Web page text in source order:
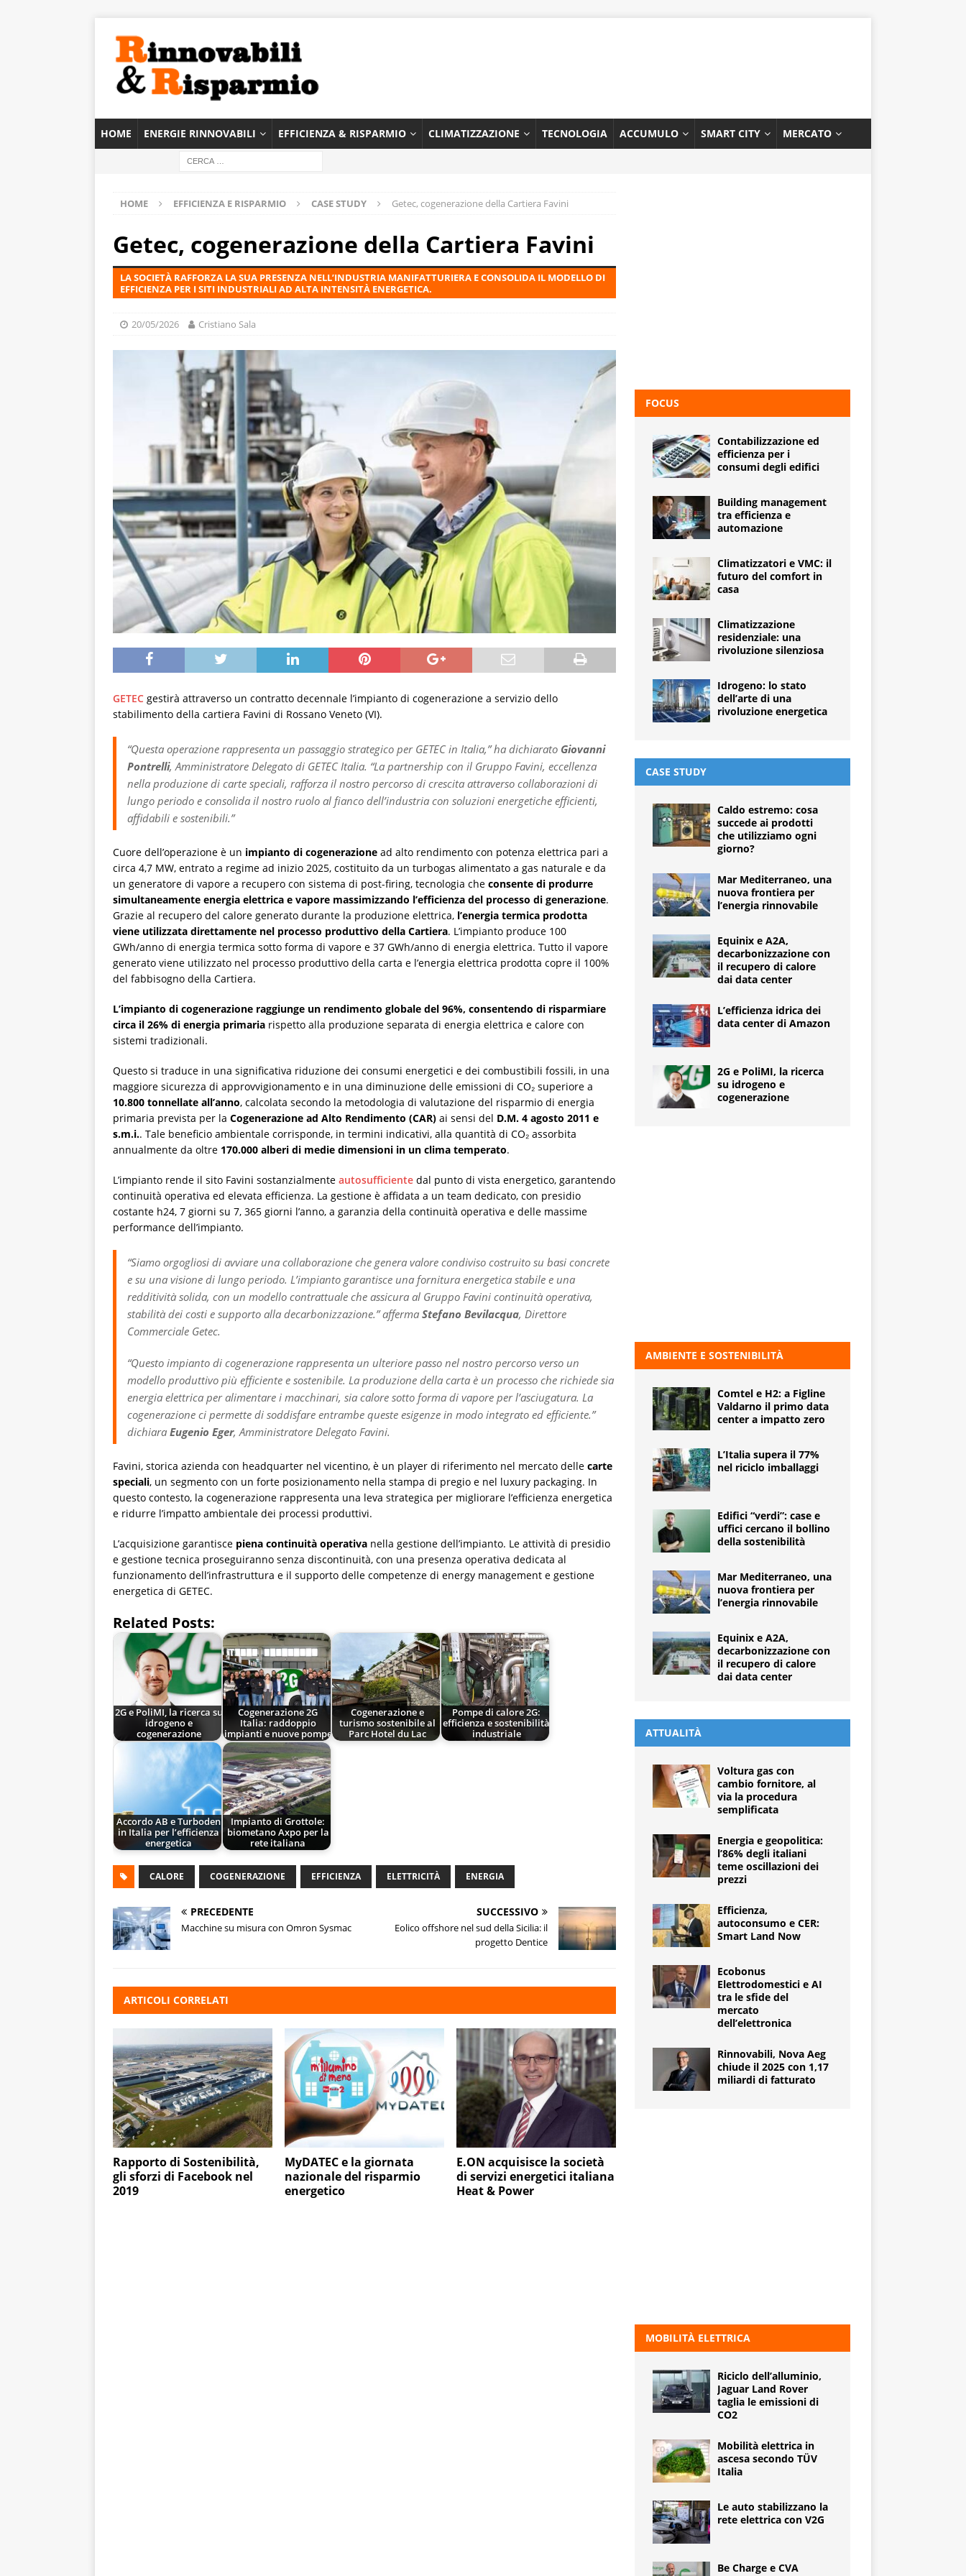
HOME ENERGIE RINNOVABILI EFFICIENZA & RISPARMIO CLIMATIZZAZIONE TECNOLOGIA ACCUMULO SMART CITY MERCATO
HOME EFFICIENZA E RISPARMIO CASE STUDY Getec, cogenerazione della Cartiera Favini
Getec, cogenerazione della Cartiera Favini
LA SOCIETÀ RAFFORZA LA SUA PRESENZA NELL’INDUSTRIA MANIFATTURIERA E CONSOLIDA IL MODELLO DI
EFFICIENZA PER I SITI INDUSTRIALI AD ALTA INTENSITÀ ENERGETICA.
20/05/2026 Cristiano Sala
GETEC gestirà attraverso un contratto decennale l’impianto di cogenerazione a servizio dello
stabilimento della cartiera Favini di Rossano Veneto (VI).
“Questa operazione rappresenta un passaggio strategico per GETEC in Italia,” ha dichiarato Giovanni
Pontrelli, Amministratore Delegato di GETEC Italia. “La partnership con il Gruppo Favini, eccellenza
nella produzione di carte speciali, rafforza il nostro percorso di crescita attraverso collaborazioni di
lungo periodo e consolida il nostro ruolo al fianco dell’industria con soluzioni energetiche efficienti,
affidabili e sostenibili.”
Cuore dell’operazione è un impianto di cogenerazione ad alto rendimento con potenza elettrica pari a
circa 4,7 MW, entrato a regime ad inizio 2025, costituito da un turbogas alimentato a gas naturale e da
un generatore di vapore a recupero con sistema di post-firing, tecnologia che consente di produrre
simultaneamente energia elettrica e vapore massimizzando l’efficienza del processo di generazione.
Grazie al recupero del calore generato durante la produzione elettrica, l’energia termica prodotta
viene utilizzata direttamente nel processo produttivo della Cartiera. L’impianto produce 100
GWh/anno di energia termica sotto forma di vapore e 37 GWh/anno di energia elettrica. Tutto il vapore
generato viene utilizzato nel processo produttivo della carta e l’energia elettrica prodotta copre il 100%
del fabbisogno della Cartiera.
L’impianto di cogenerazione raggiunge un rendimento globale del 96%, consentendo di risparmiare
circa il 26% di energia primaria rispetto alla produzione separata di energia elettrica e calore con
sistemi tradizionali.
Questo si traduce in una significativa riduzione dei consumi energetici e dei combustibili fossili, in una
maggiore sicurezza di approvvigionamento e in una diminuzione delle emissioni di CO₂ superiore a
10.800 tonnellate all’anno, calcolata secondo la metodologia di valutazione del risparmio di energia
primaria prevista per la Cogenerazione ad Alto Rendimento (CAR) ai sensi del D.M. 4 agosto 2011 e
s.m.i.. Tale beneficio ambientale corrisponde, in termini indicativi, alla quantità di CO₂ assorbita
annualmente da oltre 170.000 alberi di medie dimensioni in un clima temperato.
L’impianto rende il sito Favini sostanzialmente autosufficiente dal punto di vista energetico, garantendo
continuità operativa ed elevata efficienza. La gestione è affidata a un team dedicato, con presidio
costante h24, 7 giorni su 7, 365 giorni l’anno, a garanzia della continuità operativa e delle massime
performance dell’impianto.
“Siamo orgogliosi di avviare una collaborazione che genera valore condiviso costruito su basi concrete
e su una visione di lungo periodo. L’impianto garantisce una fornitura energetica stabile e una
redditività solida, con un modello contrattuale che assicura al Gruppo Favini continuità operativa,
stabilità dei costi e supporto alla decarbonizzazione.” afferma Stefano Bevilacqua, Direttore
Commerciale Getec.
“Questo impianto di cogenerazione rappresenta un ulteriore passo nel nostro percorso verso un
modello produttivo più efficiente e sostenibile. La produzione della carta è un processo che richiede sia
energia elettrica per alimentare i macchinari, sia calore sotto forma di vapore per l’asciugatura. La
cogenerazione ci permette di soddisfare entrambe queste esigenze in modo integrato ed efficiente.”
dichiara Eugenio Eger, Amministratore Delegato Favini.
Favini, storica azienda con headquarter nel vicentino, è un player di riferimento nel mercato delle carte
speciali, un segmento con un forte posizionamento nella stampa di pregio e nel luxury packaging. In
questo contesto, la cogenerazione rappresenta una leva strategica per migliorare l’efficienza energetica
e ridurre l’impatto ambientale dei processi produttivi.
L’acquisizione garantisce piena continuità operativa nella gestione dell’impianto. Le attività di presidio
e gestione tecnica proseguiranno senza discontinuità, con una presenza operativa dedicata al
funzionamento dell’infrastruttura e il supporto delle competenze di energy management e gestione
energetica di GETEC.
Related Posts:
2G e PoliMI, la ricerca su
idrogeno e
cogenerazione
Cogenerazione 2G
Italia: raddoppio
impianti e nuove pompe
Cogenerazione e
turismo sostenibile al
Parc Hotel du Lac
Pompe di calore 2G:
efficienza e sostenibilità
industriale
Accordo AB e Turboden
in Italia per l’efficienza
energetica
Impianto di Grottole:
biometano Axpo per la
rete italiana
CALORE COGENERAZIONE EFFICIENZA ELETTRICITÀ ENERGIA
PRECEDENTE
Macchine su misura con Omron Sysmac
SUCCESSIVO
Eolico offshore nel sud della Sicilia: il
progetto Dentice
ARTICOLI CORRELATI
Rapporto di Sostenibilità,
gli sforzi di Facebook nel
2019
MyDATEC e la giornata
nazionale del risparmio
energetico
E.ON acquisisce la società
di servizi energetici italiana
Heat & Power
FOCUS
Contabilizzazione ed
efficienza per i
consumi degli edifici
Building management
tra efficienza e
automazione
Climatizzatori e VMC: il
futuro del comfort in
casa
Climatizzazione
residenziale: una
rivoluzione silenziosa
Idrogeno: lo stato
dell’arte di una
rivoluzione energetica
CASE STUDY
Caldo estremo: cosa
succede ai prodotti
che utilizziamo ogni
giorno?
Mar Mediterraneo, una
nuova frontiera per
l’energia rinnovabile
Equinix e A2A,
decarbonizzazione con
il recupero di calore
dai data center
L’efficienza idrica dei
data center di Amazon
2G e PoliMI, la ricerca
su idrogeno e
cogenerazione
AMBIENTE E SOSTENIBILITÀ
Comtel e H2: a Figline
Valdarno il primo data
center a impatto zero
L’Italia supera il 77%
nel riciclo imballaggi
Edifici “verdi”: case e
uffici cercano il bollino
della sostenibilità
Mar Mediterraneo, una
nuova frontiera per
l’energia rinnovabile
Equinix e A2A,
decarbonizzazione con
il recupero di calore
dai data center
ATTUALITÀ
Voltura gas con
cambio fornitore, al
via la procedura
semplificata
Energia e geopolitica:
l’86% degli italiani
teme oscillazioni dei
prezzi
Efficienza,
autoconsumo e CER:
Smart Land Now
Ecobonus
Elettrodomestici e AI
tra le sfide del
mercato
dell’elettronica
Rinnovabili, Nova Aeg
chiude il 2025 con 1,17
miliardi di fatturato
MOBILITÀ ELETTRICA
Riciclo dell’alluminio,
Jaguar Land Rover
taglia le emissioni di
CO2
Mobilità elettrica in
ascesa secondo TÜV
Italia
Le auto stabilizzano la
rete elettrica con V2G
Be Charge e CVA